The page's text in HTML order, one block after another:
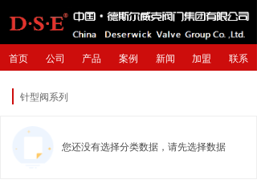
首页 公司 产品 案例 新闻 加盟 联系
针型阀系列
您还没有选择分类数据，请先选择数据